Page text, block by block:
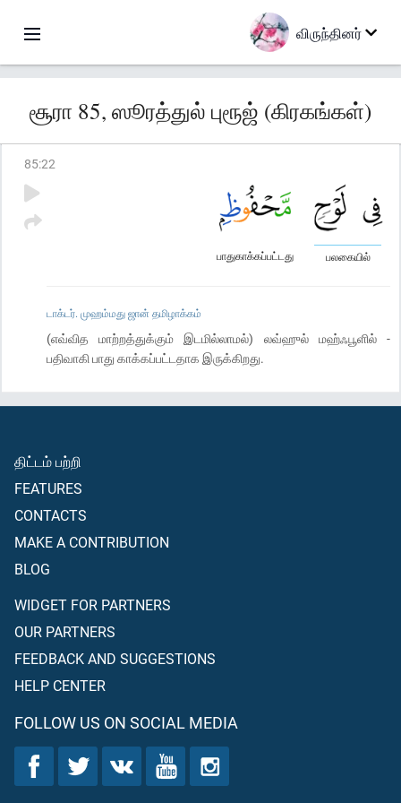
விருந்தினர்
சூரா 85, ஸூரத்துல் புரூஜ் (கிரகங்கள்)
85:22
பலகையில்
பாதுகாக்கப்பட்டது
டாக்டர். முஹம்மது ஜான் தமிழாக்கம்
(எவ்வித மாற்றத்துக்கும் இடமில்லாமல்) லவ்ஹுல் மஹ்ஃபூளில் -
பதிவாகி பாது காக்கப்பட்டதாக இருக்கிறது.
திட்டம் பற்றி
FEATURES
CONTACTS
MAKE A CONTRIBUTION
BLOG
WIDGET FOR PARTNERS
OUR PARTNERS
FEEDBACK AND SUGGESTIONS
HELP CENTER
FOLLOW US ON SOCIAL MEDIA